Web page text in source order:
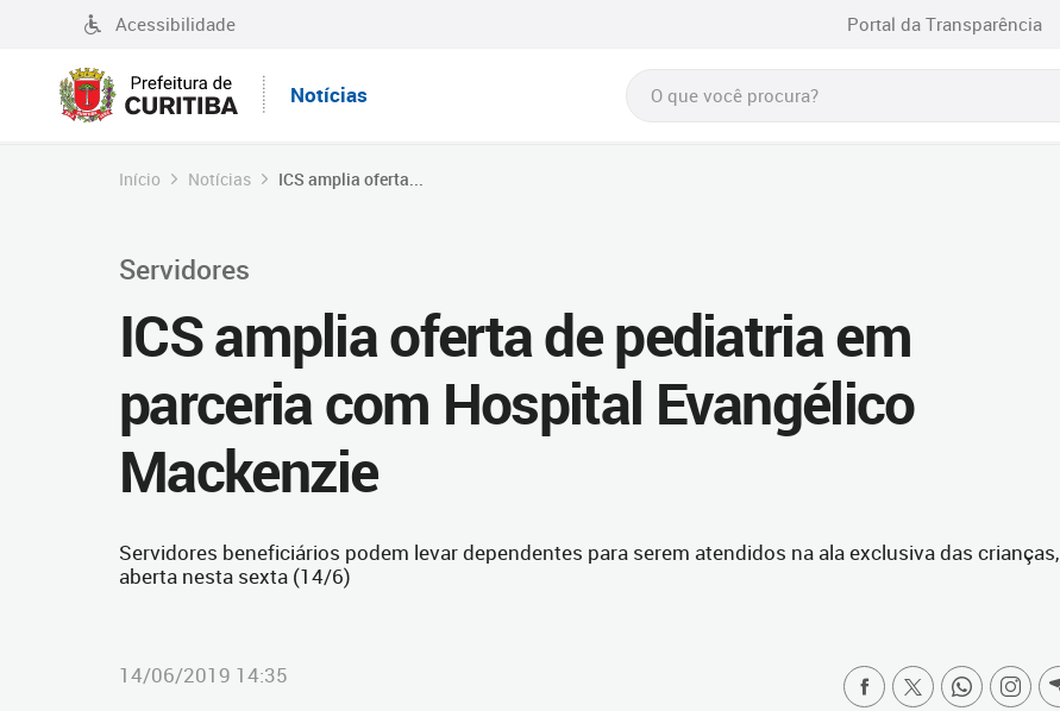
Acessibilidade Portal da Transparência
Notícias
Início Notícias ICS amplia oferta...
Servidores
ICS amplia oferta de pediatria em
parceria com Hospital Evangélico
Mackenzie
Servidores beneficiários podem levar dependentes para serem atendidos na ala exclusiva das crianças,
aberta nesta sexta (14/6)
14/06/2019 14:35